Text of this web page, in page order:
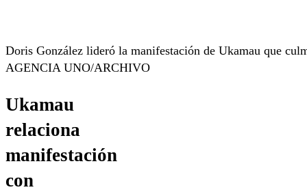
Doris González lideró la manifestación de Ukamau que
AGENCIA UNO/ARCHIVO
Ukamau
relaciona
manifestación
con